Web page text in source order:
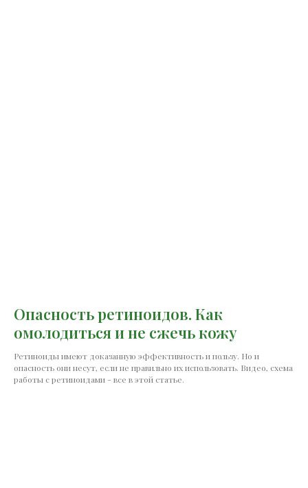
Опасность ретиноидов. Как
омолодиться и не сжечь кожу
Ретиноиды имеют доказанную эффективность и пользу. Но и
опасность они несут, если не правильно их использовать. Видео, схема
работы с ретиноидами - все в этой статье.